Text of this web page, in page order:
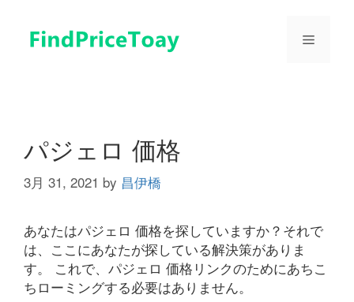
メ
パジェロ 価格
3月 31, 2021 by 昌伊橋
あなたはパジェロ 価格を探していますか？それで
は、ここにあなたが探している解決策がありま
す。 これで、パジェロ 価格リンクのためにあちこ
ちローミングする必要はありません。